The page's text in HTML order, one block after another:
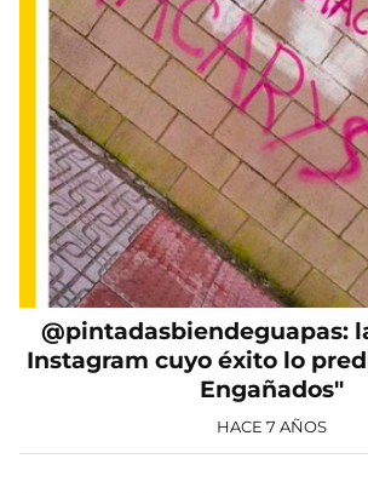
@pintadasbiendeguapas:
Instagram cuyo éxito lo
Engañados"
HACE 7 AÑOS